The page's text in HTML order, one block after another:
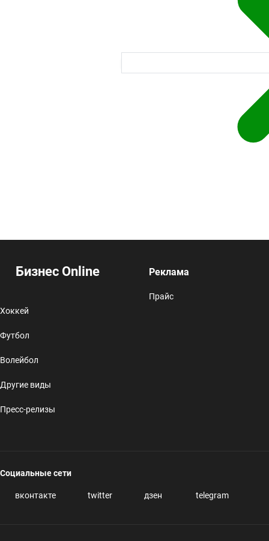
Бизнес Online
Хоккей
Футбол
Волейбол
Другие виды
Пресс-релизы
Реклама
Прайс
Социальные сети
вконтакте twitter дзен telegram